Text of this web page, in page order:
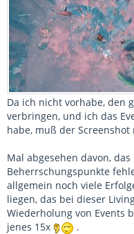
Da ich nicht vorhabe, den
verbringen, und ich das
habe, muß der Screenshot
Mal abgesehen davon,
Beherrschungspunkte
allgemein noch viele
liegen, das bei dieser
Wiederholung von Events
jenes 15x
.